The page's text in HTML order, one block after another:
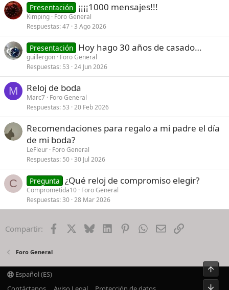
Presentación ¡¡¡¡1000 mensajes!!!
Kimping Foro General
Respuestas 47 3 Ago 2026
Presentación Hoy hago 30 años de casado…
guillergon Foro General
Respuestas 53 24 Jun 2026
M Reloj de boda
Marc7 Foro General
Respuestas 53 20 Feb 2026
Recomendaciones para regalo a mi padre el día
de mi boda?
LeFleur Foro General
Respuestas 50 30 Jul 2026
C Pregunta ¿Qué reloj de compromiso elegir?
Comprometida10 Foro General
Respuestas 30 28 Mar 2026
Compartir: Facebook BlueskyLinkedInPinterestWhatsApp
EmailEnlace
Foro General
Español (ES)